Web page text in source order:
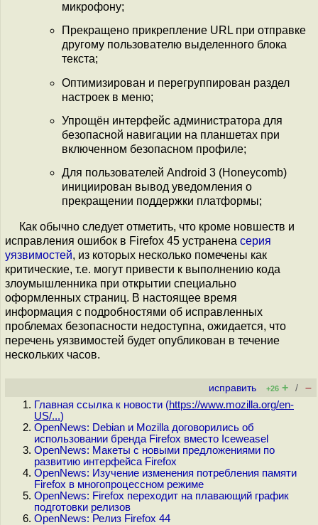
микрофону;
Прекращено прикрепление URL при отправке
другому пользователю выделенного блока
текста;
Оптимизирован и перегруппирован раздел
настроек в меню;
Упрощён интерфейс администратора для
безопасной навигации на планшетах при
включенном безопасном профиле;
Для пользователей Android 3 (Honeycomb)
инициирован вывод уведомления о
прекращении поддержки платформы;
Как обычно следует отметить, что кроме новшеств и
исправления ошибок в Firefox 45 устранена серия
уязвимостей, из которых несколько помечены как
критические, т.е. могут привести к выполнению кода
злоумышленника при открытии специально
оформленных страниц. В настоящее время
информация с подробностями об исправленных
проблемах безопасности недоступна, ожидается, что
перечень уязвимостей будет опубликован в течение
нескольких часов.
исправить +26 + / –
Главная ссылка к новости (https://www.mozilla.org/en-
US/...)
OpenNews: Debian и Mozilla договорились об
использовании бренда Firefox вместо Iceweasel
OpenNews: Макеты с новыми предложениями по
развитию интерфейса Firefox
OpenNews: Изучение изменения потребления памяти
Firefox в многопроцессном режиме
OpenNews: Firefox переходит на плавающий график
подготовки релизов
OpenNews: Релиз Firefox 44